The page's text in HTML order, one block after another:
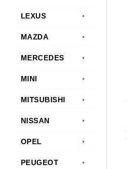
LEXUS
MAZDA
MERCEDES
MINI
MITSUBISHI
NISSAN
OPEL
PEUGEOT